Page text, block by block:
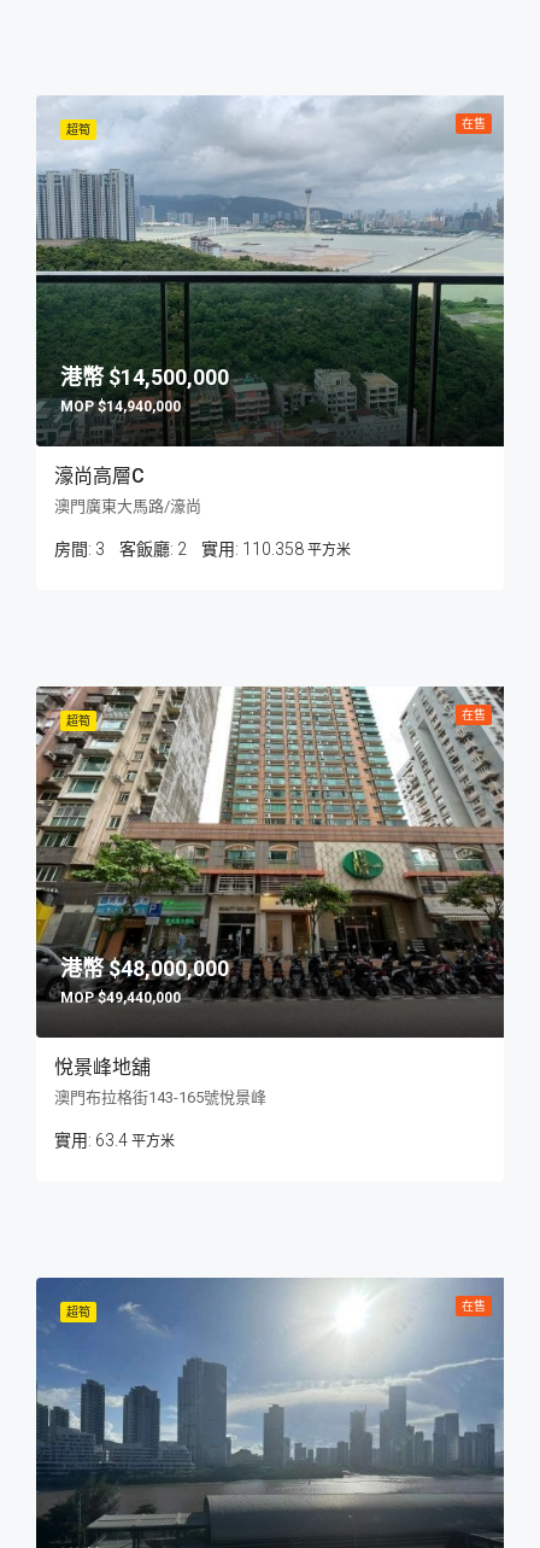
超筍 在售
$14,500,000
$14,940,000
濠尚高層C
澳門廣東大馬路/濠尚
房間: 3 客飯廳: 2 110.358 平方米
超筍 在售
$48,000,000
$49,440,000
悅景峰地舖
澳門布拉格街143-165號悅景峰
63.4 平方米
超筍 在售